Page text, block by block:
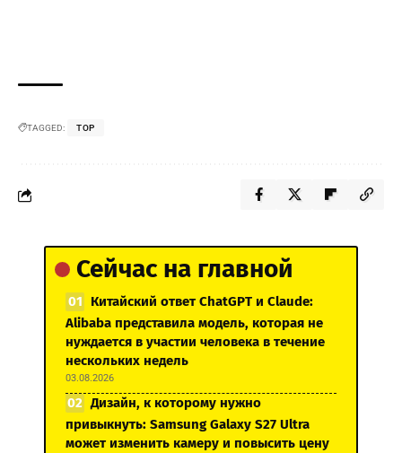
TAGGED: TOP
Сейчас на главной
Китайский ответ ChatGPT и Claude:
Alibaba представила модель, которая не
нуждается в участии человека в течение
нескольких недель
03.08.2026
Дизайн, к которому нужно
привыкнуть: Samsung Galaxy S27 Ultra
может изменить камеру и повысить цену